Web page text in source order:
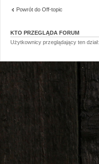
Powrót do Off-topic
KTO PRZEGLĄDA FORUM
Użytkownicy przeglądający ten dział: